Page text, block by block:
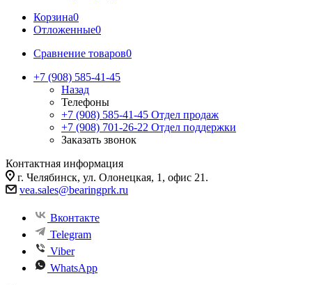
Корзина0
Отложенные0
Сравнение товаров0
+7 (908) 585-41-45
Назад
Телефоны
+7 (908) 585-41-45 Отдел продаж
+7 (908) 701-26-22 Отдел поддержки
Заказать звонок
Контактная информация
г. Челябинск, ул. Олонецкая, 1, офис 21.
vea.sales@bearingprk.ru
Вконтакте
Telegram
Viber
WhatsApp